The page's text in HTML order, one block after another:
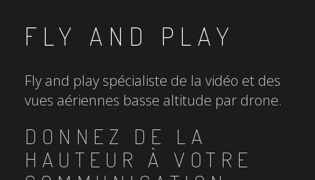
FLY AND PLAY
Fly and play spécialiste de la vidéo et des
vues aériennes basse altitude par drone.
DONNEZ DE LA
HAUTEUR À VOTRE